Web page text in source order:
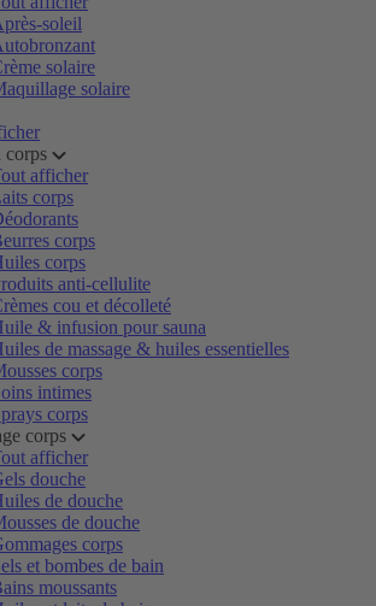
soleil
solaire
solaire
corps
afficher
corps
corps
corps
anti-cellulite
cou et décolleté
& infusion pour sauna
de massage & huiles essentielles
corps
intimes
corps
corps
afficher
douche
de douche
de douche
corps
et bombes de bain
moussants